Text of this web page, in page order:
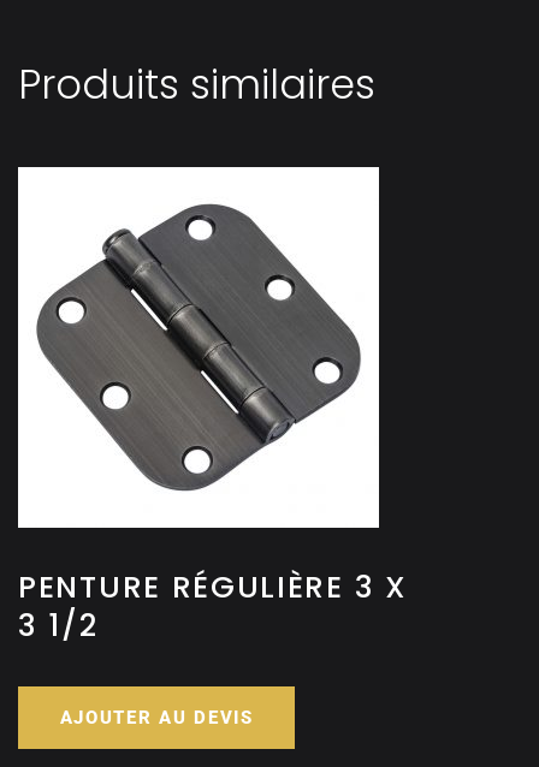
Produits similaires
PENTURE RÉGULIÈRE 3 X
3 1/2
AJOUTER AU DEVIS